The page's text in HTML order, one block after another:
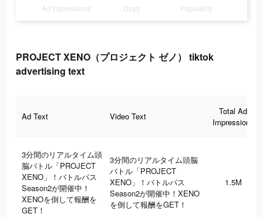
Ad Impressions Days Popularity
PROJECT XENO（プロジェクト ゼノ） tiktok
advertising text
Ad Text Video Text
Total Ad
Impressions
3分間のリアルタイム頭
脳バトル「PROJECT
XENO」！バトルパス
Season2が開催中！
XENOを倒して報酬を
GET！
3分間のリアルタイム頭脳
バトル「PROJECT
XENO」！バトルパス
Season2が開催中！XENO
を倒して報酬をGET！
1.5M